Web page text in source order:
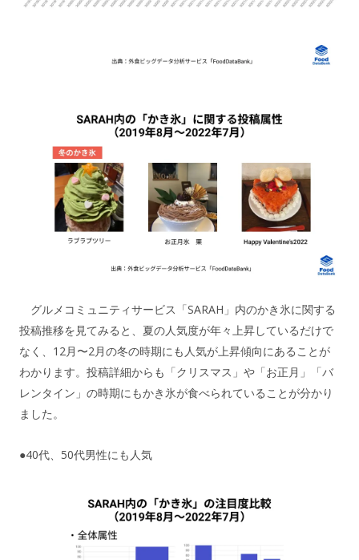
グルメコミュニティサービス「SARAH」内のかき氷に関する
投稿推移を見てみると、夏の人気度が年々上昇しているだけで
なく、12月〜2月の冬の時期にも人気が上昇傾向にあることが
わかります。投稿詳細からも「クリスマス」や「お正月」「バ
レンタイン」の時期にもかき氷が食べられていることが分かり
ました。
●40代、50代男性にも人気